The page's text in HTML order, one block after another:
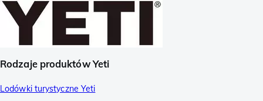
Rodzaje produktów Yeti
Lodówki turystyczne Yeti